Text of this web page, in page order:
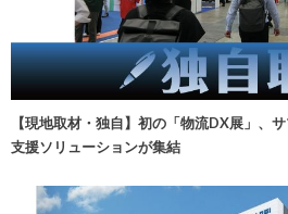
【現地取材・独自】初の「物流DX展」、
支援ソリューションが集結